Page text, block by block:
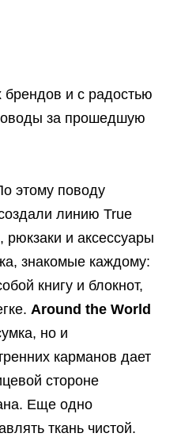
брендов и с радостью
за прошедшую
этому поводу
линию True
и аксессуары
знакомые каждому:
книгу и блокнот,
Around the World
но и
карманов дает
стороне
Еще одно
ткань чистой.